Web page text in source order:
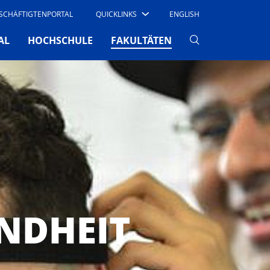
QUICKLINKS ENGLISH
HOCHSCHULE FAKULTÄTEN (CURRENT)